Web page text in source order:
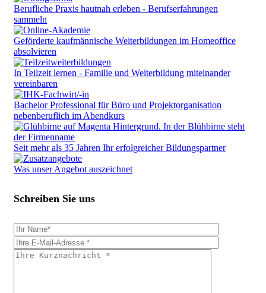
Berufliche Praxis hautnah erleben - Berufserfahrungen
sammeln
Geförderte kaufmännische Weiterbildungen im Homeoffice
absolvieren
In Teilzeit lernen - Familie und Weiterbildung miteinander
vereinbaren
Bachelor Professional für Büro und Projektorganisation
nebenberuflich im Abendkurs
Seit mehr als 35 Jahren Ihr erfolgreicher Bildungspartner
Was unser Angebot auszeichnet
Schreiben Sie uns
Bitte
füllen
Sie
Please
leave